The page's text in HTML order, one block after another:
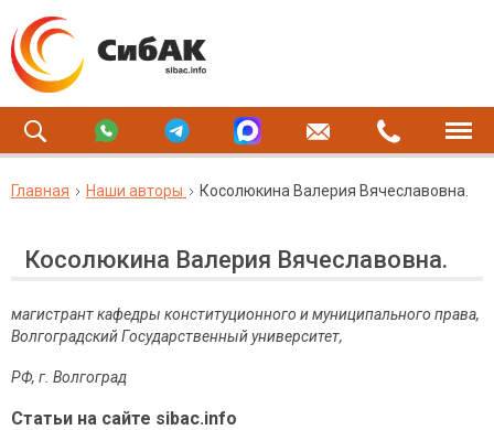
Главная Наши авторы Косолюкина Валерия Вячеславовна.
Косолюкина Валерия Вячеславовна.
магистрант кафедры конституционного и муниципального права,
Волгоградский Государственный университет,
РФ, г. Волгоград
Статьи на сайте sibac.info